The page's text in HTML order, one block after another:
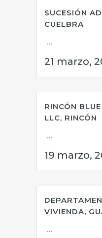
SUCESIÓN
CUELBRA
...
21 marzo,
RINCÓN
LLC, RINCÓN
...
19 marzo,
VIVIENDA,
...